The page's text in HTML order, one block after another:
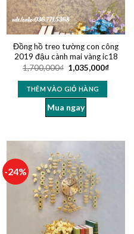
Đồng hồ treo tường con công
2019 đậu cành mai vàng ic18
1,700,000₫ 1,035,000₫
THÊM VÀO GIỎ HÀNG
Mua ngay
-24%